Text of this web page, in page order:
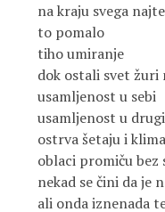
na kraju svega
to pomalo
tiho umiranje
dok ostali svet žuri
usamljenost u sebi
usamljenost u
ostrva šetaju i
oblaci promiču bez
nekad se čini da je
ali onda iznenada